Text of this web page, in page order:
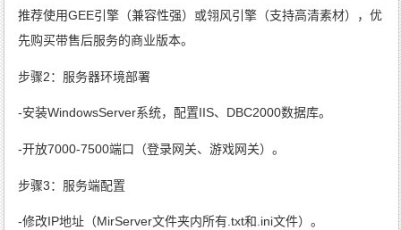
推荐使用GEE引擎（兼容性强）或翎风引擎（支持高清素材），优
先购买带售后服务的商业版本。
步骤2：服务器环境部署
-安装WindowsServer系统，配置IIS、DBC2000数据库。
-开放7000-7500端口（登录网关、游戏网关）。
步骤3：服务端配置
-修改IP地址（MirServer文件夹内所有.txt和.ini文件）。